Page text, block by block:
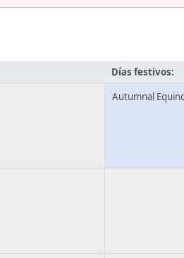
Días festivos:
Autumnal